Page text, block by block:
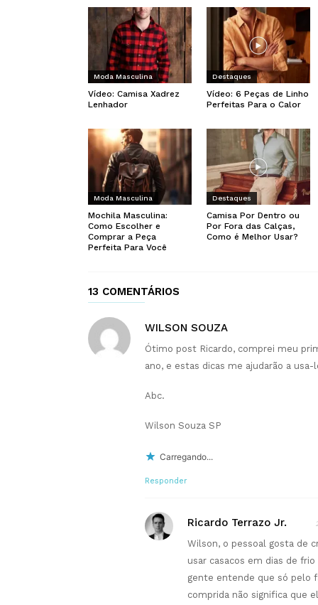
Moda Masculina
Vídeo: Camisa Xadrez
Lenhador
Destaques
Vídeo: 6 Peças de Linho
Perfeitas Para o Calor
Moda Masculina
Mochila Masculina:
Como Escolher e
Comprar a Peça
Perfeita Para Você
Destaques
Camisa Por Dentro ou
Por Fora das Calças,
Como é Melhor Usar?
13 COMENTÁRIOS
WILSON SOUZA
Ótimo post Ricardo, comprei meu
ano, e estas dicas me ajudarão a
Abc.
Wilson Souza SP
Carregando...
Responder
Ricardo Terrazo Jr.
Wilson, o pessoal gosta de
usar casacos em dias de
gente entende que só pelo
comprida não significa que